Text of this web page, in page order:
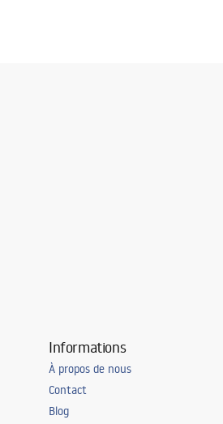
Informations
À propos de nous
Contact
Blog